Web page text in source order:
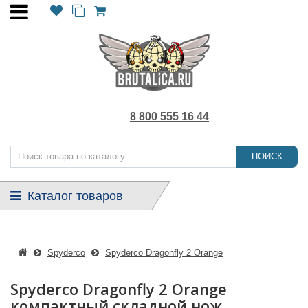
8 800 555 16 44
ПОИСК
Каталог товаров
Spyderco Spyderco Dragonfly 2 Orange
Spyderco Dragonfly 2 Orange